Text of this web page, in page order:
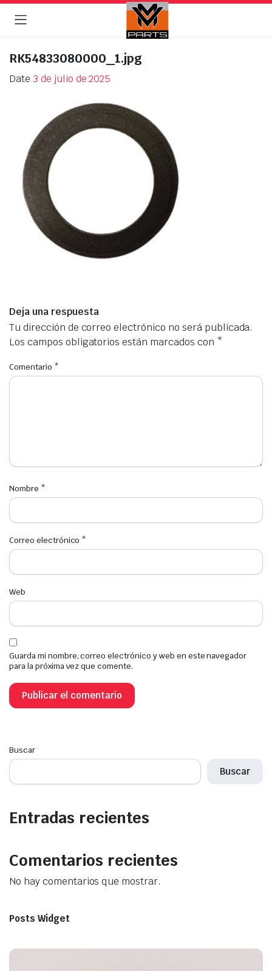
RK54833080000_1.jpg
Date 3 de julio de 2025
Deja una respuesta
Tu dirección de correo electrónico no será publicada.
Los campos obligatorios están marcados con *
Comentario *
Nombre *
Correo electrónico *
Web
Guarda mi nombre, correo electrónico y web en este navegador
para la próxima vez que comente.
Buscar
Buscar
Entradas recientes
Comentarios recientes
No hay comentarios que mostrar.
Posts Widget